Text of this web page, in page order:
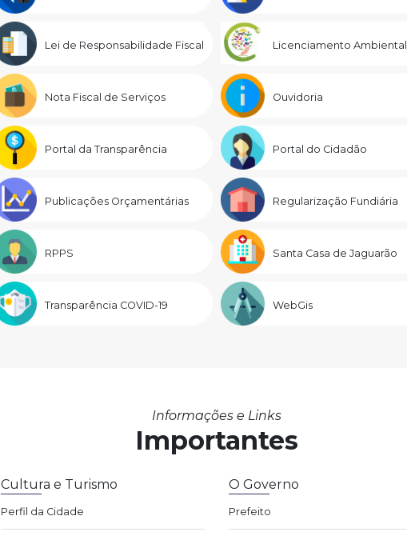
Lei de Responsabilidade Fiscal Licenciamento Ambiental
Nota Fiscal de Serviços Ouvidoria
Portal da Transparência Portal do Cidadão
Publicações Orçamentárias Regularização Fundiária
RPPS Santa Casa de Jaguarão
Transparência COVID-19 WebGis
Informações e Links
Importantes
Cultura e Turismo
Perfil da Cidade
O Governo
Prefeito